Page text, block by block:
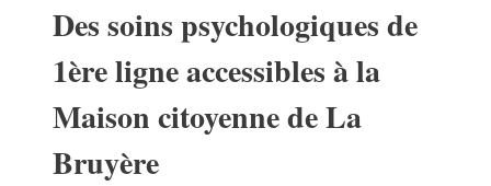
Des soins psychologiques de
1ère ligne accessibles à la
Maison citoyenne de La
Bruyère